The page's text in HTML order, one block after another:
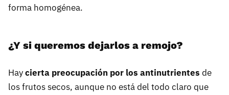
forma homogénea.
¿Y si queremos dejarlos a remojo?
Haycierta preocupación por los antinutrientes de
los frutos secos, aunque no está del todo claro que